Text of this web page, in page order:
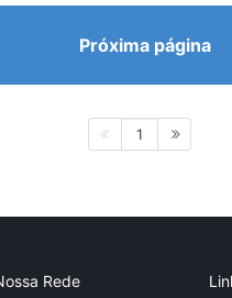
Próxima página
1
Rede